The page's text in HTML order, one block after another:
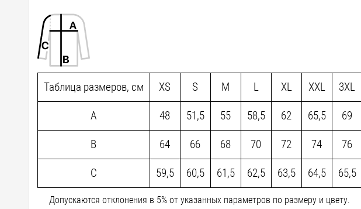
Таблица размеров, см XS S M L XL XXL 3XL
A 48 51,5 55 58,5 62 65,5 69
B 64 66 68 70 72 74 76
C 59,5 60,5 61,5 62,5 63,5 64,5 65,5
Допускаются отклонения в 5% от указанных параметров по размеру и цвету.